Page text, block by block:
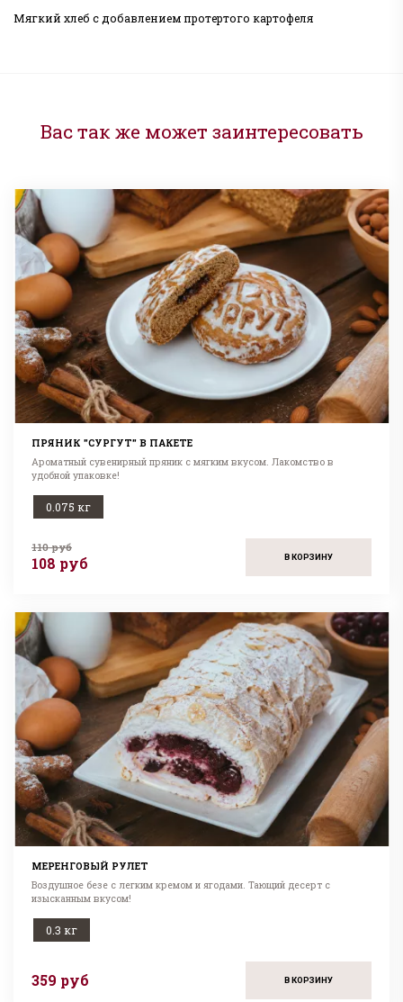
Мягкий хлеб с добавлением протертого картофеля
Вас так же может заинтересовать
ПРЯНИК "СУРГУТ" В ПАКЕТЕ
Ароматный сувенирный пряник с мягким вкусом. Лакомство в
удобной упаковке!
0.075 кг
110 руб
108 руб В КОРЗИНУ
МЕРЕНГОВЫЙ РУЛЕТ
Воздушное безе с легким кремом и ягодами. Тающий десерт с
изысканным вкусом!
0.3 кг
359 руб В КОРЗИНУ